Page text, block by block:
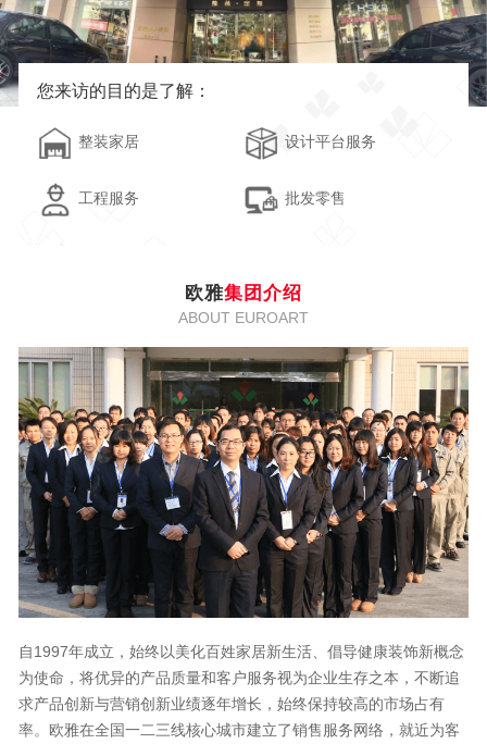
您来访的目的是了解：
整装家居 设计平台服务
工程服务 批发零售
欧雅集团介绍
ABOUT EUROART
自1997年成立，始终以美化百姓家居新生活、倡导健康装饰新概念
为使命，将优异的产品质量和客户服务视为企业生存之本，不断追
求产品创新与营销创新业绩逐年增长，始终保持较高的市场占有
率。欧雅在全国一二三线核心城市建立了销售服务网络，就近为客